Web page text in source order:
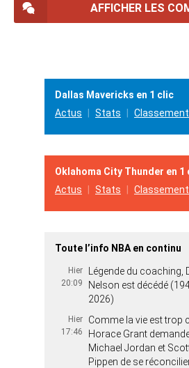
AFFICHER LES
Dallas Mavericks en 1 clic
Actus
Stats Classement
Oklahoma City Thunder en 1
Actus
Stats Classement
Toute l’info NBA en continu
Hier
20:09
Légende du coaching,
Nelson est décédé
2026)
Hier
17:46
Comme la vie est trop
Horace Grant
Michael Jordan et
Pippen de se